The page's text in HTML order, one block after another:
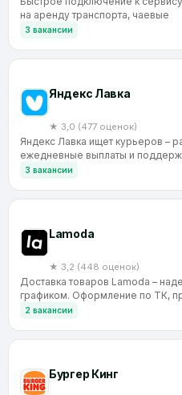
на аренду транспорта, чаевые
3 вакансии
Яндекс Лавка
★ 3,0 (477 оценок)
Яндекс Лавка ищет курьеров –
ежедневные выплаты и
3 вакансии
Lamoda
★ 3,2 (448 оценок)
Доставка товаров Lamoda –
графиком. Оформление по ТК,
2 вакансии
Бургер Кинг